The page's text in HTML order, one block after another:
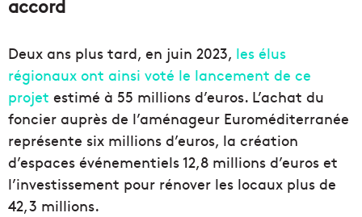
accord
Deux ans plus tard, en juin 2023, les élus
régionaux ont ainsi voté le lancement de ce
projet estimé à 55 millions d’euros. L’achat du
foncier auprès de l’aménageur Euroméditerranée
représente six millions d’euros, la création
d’espaces événementiels 12,8 millions d’euros et
l’investissement pour rénover les locaux plus de
42,3 millions.